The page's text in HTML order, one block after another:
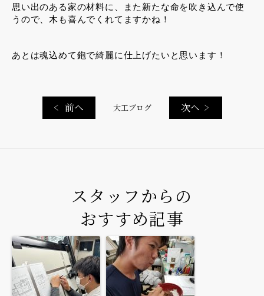
思い出のある家の材料に、また新たな命を吹き込んで使
うので、木も喜んでくれてますかね！
あとは魂込めて鉋で綺麗に仕上げたいと思います！
前へ 大工ブログ 次へ
スタッフからの
おすすめ記事